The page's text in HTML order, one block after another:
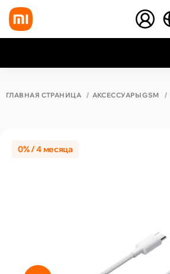
ГЛАВНАЯ СТРАНИЦА АКСЕССУАРЫ GSM
0% / 4 месяца